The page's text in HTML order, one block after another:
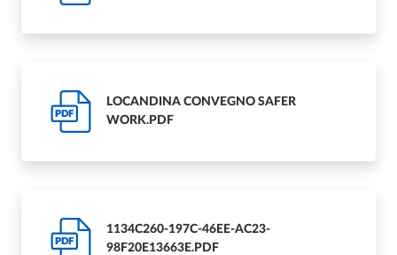
PDF
LOCANDINA CONVEGNO SAFER
WORK.PDF
PDF
1134C260-197C-46EE-AC23-
98F20E13663E.PDF